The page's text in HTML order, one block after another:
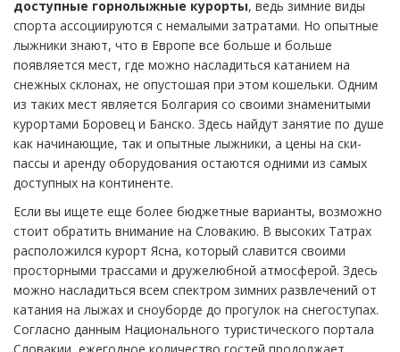
доступные горнолыжные курорты, ведь зимние виды
спорта ассоциируются с немалыми затратами. Но опытные
лыжники знают, что в Европе все больше и больше
появляется мест, где можно насладиться катанием на
снежных склонах, не опустошая при этом кошельки. Одним
из таких мест является Болгария со своими знаменитыми
курортами Боровец и Банско. Здесь найдут занятие по душе
как начинающие, так и опытные лыжники, а цены на ски-
пассы и аренду оборудования остаются одними из самых
доступных на континенте.
Если вы ищете еще более бюджетные варианты, возможно
стоит обратить внимание на Словакию. В высоких Татрах
расположился курорт Ясна, который славится своими
просторными трассами и дружелюбной атмосферой. Здесь
можно насладиться всем спектром зимних развлечений от
катания на лыжах и сноуборде до прогулок на снегоступах.
Согласно данным Национального туристического портала